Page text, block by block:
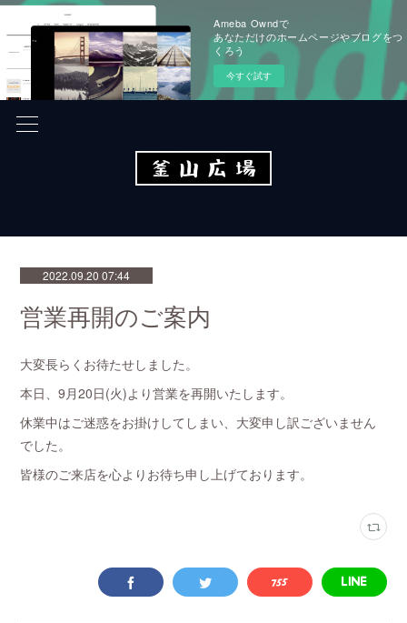
Ameba Owndで
あなただけのホームページやブログをつ
くろう
今すぐ試す
2022.09.20 07:44
営業再開のご案内
大変長らくお待たせしました。
本日、9月20日(火)より営業を再開いたします。
休業中はご迷惑をお掛けしてしまい、大変申し訳ございません
でした。
皆様のご来店を心よりお待ち申し上げております。